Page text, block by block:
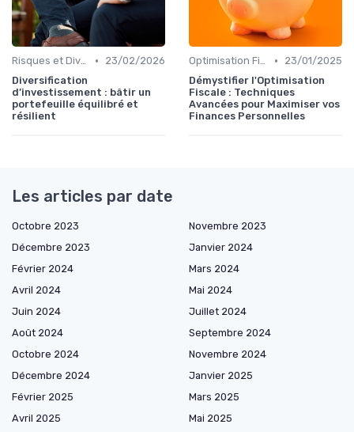
Risques et Diversification d'Investissement •
23/02/2026
Diversification
d’investissement : bâtir un
portefeuille équilibré et
résilient
Optimisation Fiscale •
23/01/2025
Démystifier l'Optimisation
Fiscale : Techniques
Avancées pour Maximiser vos
Finances Personnelles
Les articles par date
Octobre 2023
Novembre 2023
Décembre 2023
Janvier 2024
Février 2024
Mars 2024
Avril 2024
Mai 2024
Juin 2024
Juillet 2024
Août 2024
Septembre 2024
Octobre 2024
Novembre 2024
Décembre 2024
Janvier 2025
Février 2025
Mars 2025
Avril 2025
Mai 2025